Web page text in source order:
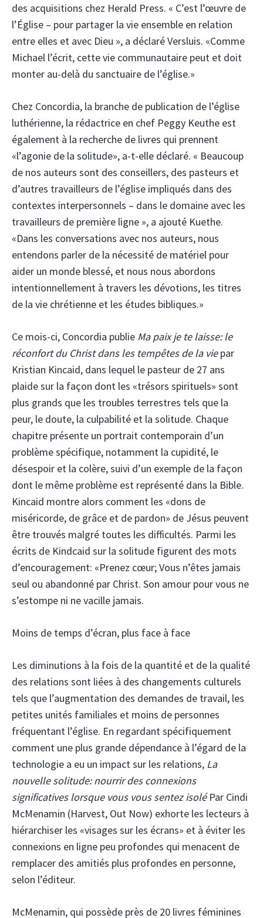
des acquisitions chez Herald Press. « C’est l’œuvre de
l’Église – pour partager la vie ensemble en relation
entre elles et avec Dieu », a déclaré Versluis. «Comme
Michael l’écrit, cette vie communautaire peut et doit
monter au-delà du sanctuaire de l’église.»
Chez Concordia, la branche de publication de l’église
luthérienne, la rédactrice en chef Peggy Keuthe est
également à la recherche de livres qui prennent
«l’agonie de la solitude», a-t-elle déclaré. « Beaucoup
de nos auteurs sont des conseillers, des pasteurs et
d’autres travailleurs de l’église impliqués dans des
contextes interpersonnels – dans le domaine avec les
travailleurs de première ligne », a ajouté Kuethe.
«Dans les conversations avec nos auteurs, nous
entendons parler de la nécessité de matériel pour
aider un monde blessé, et nous nous abordons
intentionnellement à travers les dévotions, les titres
de la vie chrétienne et les études bibliques.»
Ce mois-ci, Concordia publie Ma paix je te laisse: le
réconfort du Christ dans les tempêtes de la viepar
Kristian Kincaid, dans lequel le pasteur de 27 ans
plaide sur la façon dont les «trésors spirituels» sont
plus grands que les troubles terrestres tels que la
peur, le doute, la culpabilité et la solitude. Chaque
chapitre présente un portrait contemporain d’un
problème spécifique, notamment la cupidité, le
désespoir et la colère, suivi d’un exemple de la façon
dont le même problème est représenté dans la Bible.
Kincaid montre alors comment les «dons de
miséricorde, de grâce et de pardon» de Jésus peuvent
être trouvés malgré toutes les difficultés. Parmi les
écrits de Kindcaid sur la solitude figurent des mots
d’encouragement: «Prenez cœur; Vous n’êtes jamais
seul ou abandonné par Christ. Son amour pour vous ne
s’estompe ni ne vacille jamais.
Moins de temps d’écran, plus face à face
Les diminutions à la fois de la quantité et de la qualité
des relations sont liées à des changements culturels
tels que l’augmentation des demandes de travail, les
petites unités familiales et moins de personnes
fréquentant l’église. En regardant spécifiquement
comment une plus grande dépendance à l’égard de la
technologie a eu un impact sur les relations, La
nouvelle solitude: nourrir des connexions
significatives lorsque vous vous sentez isoléPar Cindi
McMenamin (Harvest, Out Now) exhorte les lecteurs à
hiérarchiser les «visages sur les écrans» et à éviter les
connexions en ligne peu profondes qui menacent de
remplacer des amitiés plus profondes en personne,
selon l’éditeur.
McMenamin, qui possède près de 20 livres féminines